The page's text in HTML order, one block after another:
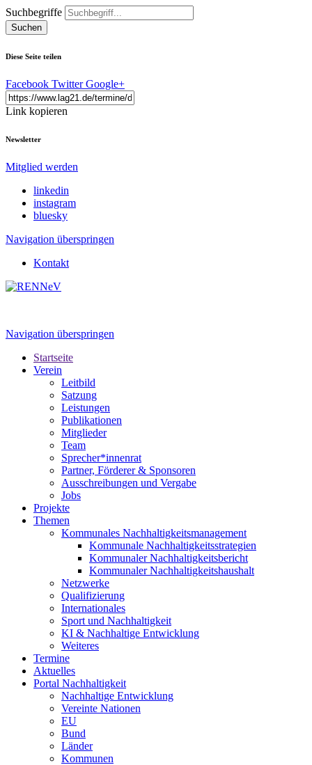
Suchbegriffe
Suchen
Diese Seite teilen
Facebook Twitter Google+
Link kopieren
Newsletter
Mitglied werden
linkedin
instagram
bluesky
Navigation überspringen
Kontakt
Navigation überspringen
Startseite
Verein
Leitbild
Satzung
Leistungen
Publikationen
Mitglieder
Team
Sprecher*innenrat
Partner, Förderer & Sponsoren
Ausschreibungen und Vergabe
Jobs
Projekte
Themen
Kommunales Nachhaltigkeitsmanagement
Kommunale Nachhaltigkeitsstrategien
Kommunaler Nachhaltigkeitsbericht
Kommunaler Nachhaltigkeitshaushalt
Netzwerke
Qualifizierung
Internationales
Sport und Nachhaltigkeit
KI & Nachhaltige Entwicklung
Weiteres
Termine
Aktuelles
Portal Nachhaltigkeit
Nachhaltige Entwicklung
Vereinte Nationen
EU
Bund
Länder
Kommunen